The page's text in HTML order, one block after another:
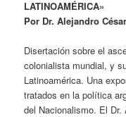
LATINOAMÉRICA»
Por Dr. Alejandro
Disertación sobre el
colonialista mundial, y
Latinoamérica. Una
tratados en la política
del Nacionalismo. El Dr.